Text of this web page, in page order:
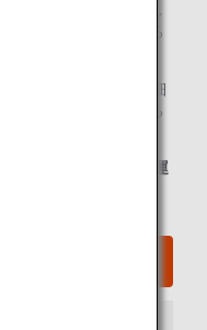
搭乗ポイントを使用し
ムポイントを計算する
にフライトの詳細
ントを手動で計算する
てください。
× 予約クラスおよび運
倍率 + 搭乗ポイント